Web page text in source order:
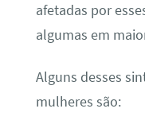
afetadas por
algumas em
Alguns desses
mulheres são: